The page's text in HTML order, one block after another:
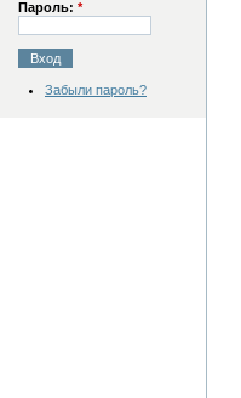
Пароль: *
Забыли пароль?